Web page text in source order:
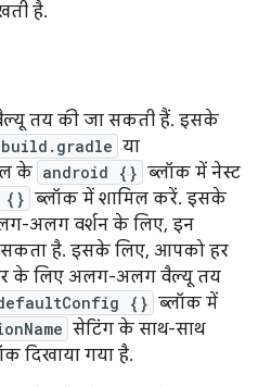
है.
तय की जा सकती हैं. इसके
build.gradle या
के android {} ब्लॉक में नेस्ट
{} ब्लॉक में शामिल करें. इसके
अलग वर्शन के लिए, इन
सकता है. इसके लिए, आपको हर
के लिए अलग-अलग वैल्यू तय
{} ब्लॉक में
सेटिंग के साथ-साथ
दिखाया गया है.